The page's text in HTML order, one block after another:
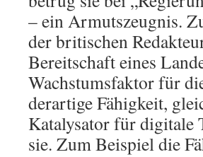
– ein Armutszeugnis.
der britischen
Bereitschaft eines
Wachstumsfaktor für
derartige Fähigkeit,
Katalysator für digitale
sie. Zum Beispiel die